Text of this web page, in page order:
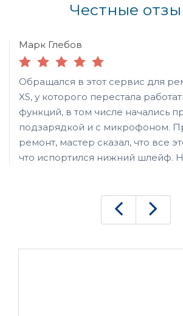
Честные
Марк Глебов
Обращался в этот сервис для
XS, у которого перестала
функций, в том числе начались
подзарядкой и с микрофоном.
ремонт, мастер сказал, что все
что испортился нижний шлейф.
подождать, пока подберут
для замены. Все вместе по
раз приезжать, чтобы забрать